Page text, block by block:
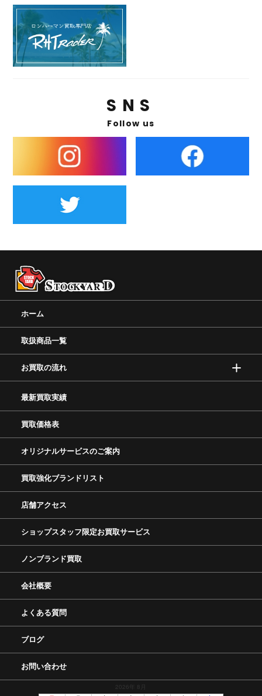
SNS
Follow us
ホーム
取扱商品一覧
お買取の流れ
最新買取実績
買取価格表
オリジナルサービスのご案内
買取強化ブランドリスト
店舗アクセス
ショップスタッフ限定お買取サービス
ノンブランド買取
会社概要
よくある質問
ブログ
お問い合わせ
2026年 8月